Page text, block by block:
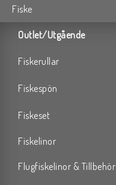
Fiske
Outlet/Utgående
Fiskerullar
Fiskespön
Fiskeset
Fiskelinor
Flugfiskelinor & Tillbehör